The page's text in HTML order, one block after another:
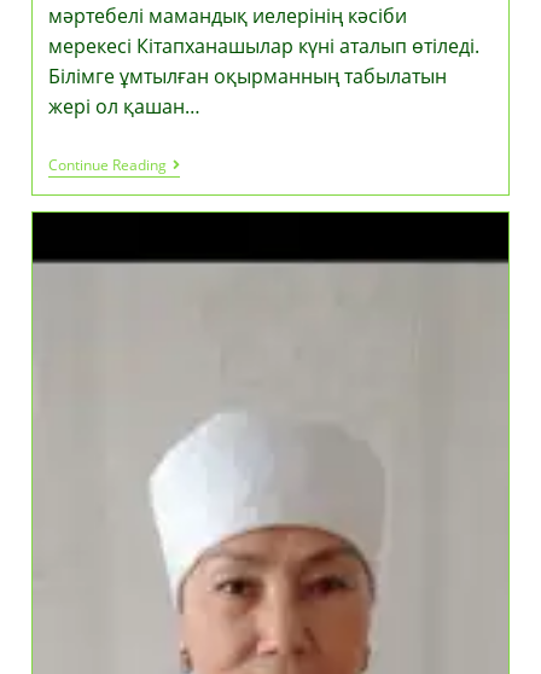
мәртебелі мамандық иелерінің кәсіби
мерекесі Кітапханашылар күні аталып өтіледі.
Білімге ұмтылған оқырманның табылатын
жері ол қашан…
Continue ReadingКІТАПХАНА
–
ОЙ
ОРДАСЫ